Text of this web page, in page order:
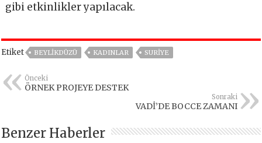
gibi etkinlikler yapılacak.
Etiket BEYLIKDÜZÜ KADINLAR SURIYE
Önceki
ÖRNEK PROJEYE DESTEK
Sonraki
VADİ’DE BOCCE ZAMANI
Benzer Haberler